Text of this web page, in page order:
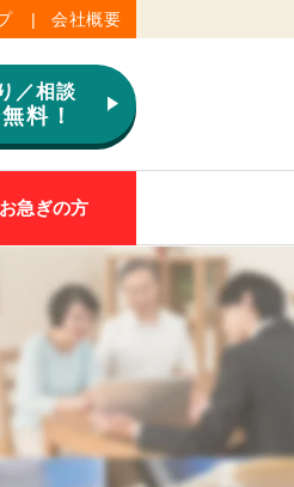
会社概要
／相談
料！
お急ぎの方